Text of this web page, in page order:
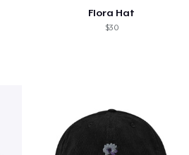
Flora Hat
$30